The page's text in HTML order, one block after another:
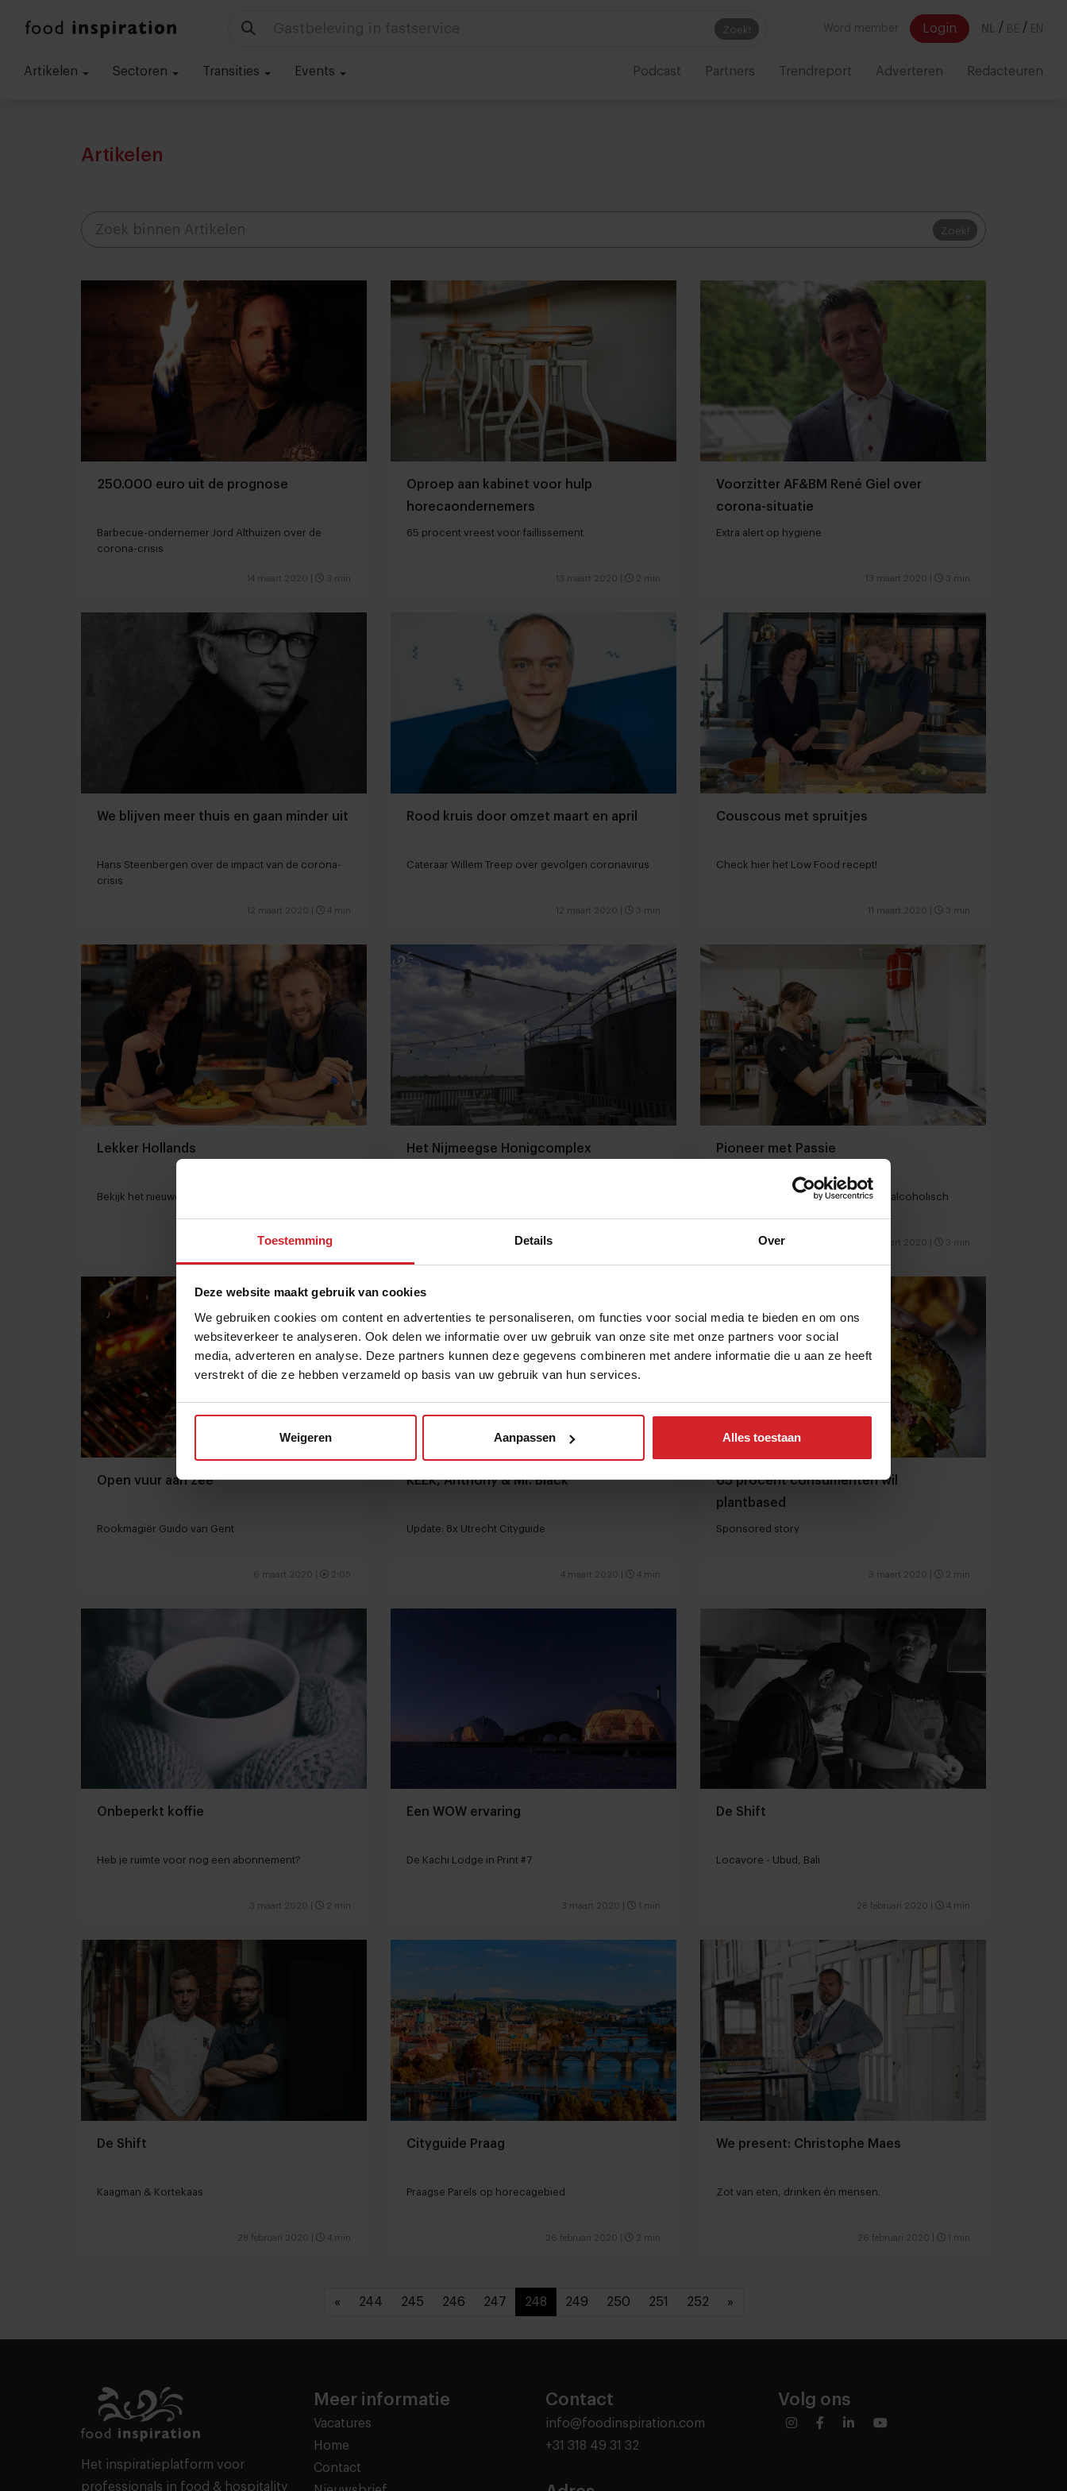
Toestemming Details Over
Deze website maakt gebruik van cookies
We gebruiken cookies om content en advertenties te personaliseren, om functies voor social media te bieden en om ons
websiteverkeer te analyseren. Ook delen we informatie over uw gebruik van onze site met onze partners voor social
media, adverteren en analyse. Deze partners kunnen deze gegevens combineren met andere informatie die u aan ze heeft
verstrekt of die ze hebben verzameld op basis van uw gebruik van hun services.
Weigeren Aanpassen Alles toestaan
Zoek!
Technologie in foodservice Word member Login NL / BE / EN
Artikelen Sectoren Transities Events Podcast Partners Trendreport Adverteren Redacteuren
Artikelen
Zoek!
250.000 euro uit de prognose
Barbecue-ondernemer Jord Althuizen over de
corona-crisis
14 maart 2020 3 min
Oproep aan kabinet voor hulp
horecaondernemers
65 procent vreest voor faillissement
13 maart 2020 2 min
Voorzitter AF&BM René Giel over
corona-situatie
Extra alert op hygiëne
13 maart 2020 3 min
We blijven meer thuis en gaan minder uit
Hans Steenbergen over de impact van de corona-
crisis
12 maart 2020 4 min
Rood kruis door omzet maart en april
Cateraar Willem Treep over gevolgen coronavirus
12 maart 2020 3 min
Couscous met spruitjes
Check hier het Low Food recept!
11 maart 2020 3 min
Lekker Hollands
Bekijk het nieuwe magazine!
10 maart 2020| 1 min
Het Nijmeegse Honigcomplex Pioneer met Passie
Anne innoveert op gebied van non-alcoholisch
8 maart 2020 3 min
Open vuur aan zee
Rookmagiër Guido van Gent
6 maart 2020 2:05
KEEK, Anthony & Mr. Black
Update: 8x Utrecht Cityguide
4 maart 2020 4 min
65 procent consumenten wil
plantbased
Sponsored story
3 maart 2020 2 min
Onbeperkt koffie
Heb je ruimte voor nog een abonnement?
3 maart 2020 2 min
Een WOW ervaring
De Kachi Lodge in Print #7
3 maart 2020 1 min
De Shift
Locavore - Ubud, Bali
28 februari 2020 4 min
De Shift
Kaagman & Kortekaas
28 februari 2020 4 min
Cityguide Praag
Praagse Parels op horecagebied
26 februari 2020 2 min
We present: Christophe Maes
Zot van eten, drinken én mensen.
26 februari 2020 1 min
« 244 245 246 247 248 249 250 251 252 »
Het inspiratieplatform voor
professionals in food & hospitality
Meer informatie
Vacatures
Home
Contact
Contact
info@foodinspiration.com
+31 318 49 31 32
Volg ons